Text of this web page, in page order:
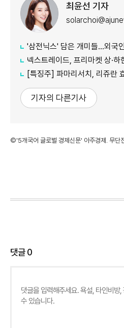
최윤선 기자
'삼전닉스' 담은 개미들…외국
넥스트레이드, 프리마켓 상·하한
[특징주] 파마리서치, 리쥬란 효
기자의 다른기사
©'5개국어 글로벌 경제신문' 아주경제. 무단
댓글0